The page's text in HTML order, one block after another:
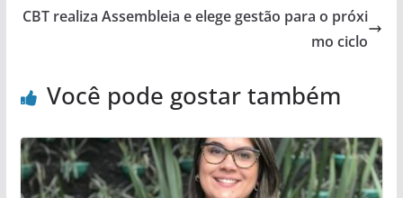
CBT realiza Assembleia e elege gestão para o próxi
mo ciclo
Você pode gostar também